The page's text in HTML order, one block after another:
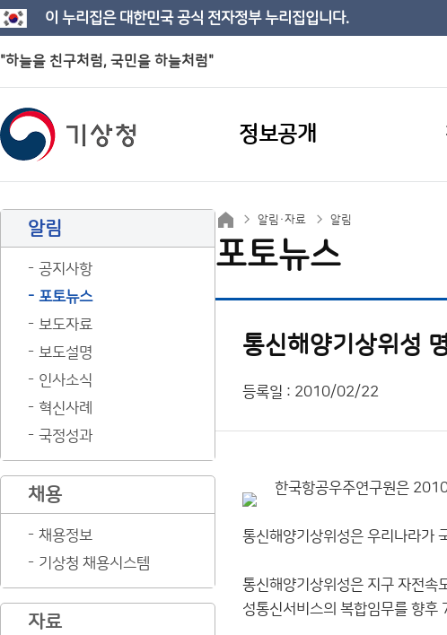
이 누리집은 대한민국 공식 전자정부 누리집입니다.
"하늘을 친구처럼, 국민을 하늘처럼"
정보공개
알림
공지사항
포토뉴스
보도자료
보도설명
인사소식
혁신사례
국정성과
채용
채용정보
기상청 채용시스템
자료
알림·자료 알림
포토뉴스
통신해양기상위성
등록일 : 2010/02/22
한국항공우주연구원은
통신해양기상위성은 우리나라가
통신해양기상위성은 지구 자전
성통신서비스의 복합임무를 향후